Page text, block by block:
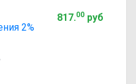
2%
817.00руб